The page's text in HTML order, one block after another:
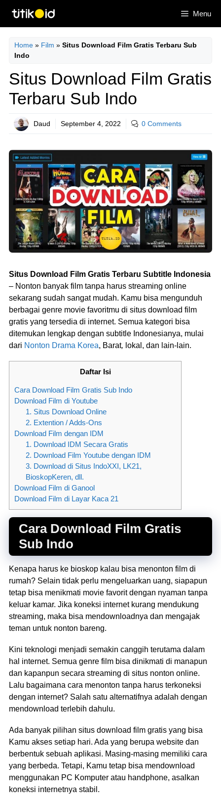
content
Menu
Home » Film » Situs Download Film Gratis Terbaru Sub
Indo
Situs Download Film Gratis
Terbaru Sub Indo
Daud September 4, 2022 0 Comments
Situs Download Film Gratis Terbaru Subtitle Indonesia
– Nonton banyak film tanpa harus streaming online
sekarang sudah sangat mudah. Kamu bisa mengunduh
berbagai genre movie favoritmu di situs download film
gratis yang tersedia di internet. Semua kategori bisa
ditemukan lengkap dengan subtitle Indonesianya, mulai
dari Nonton Drama Korea, Barat, lokal, dan lain-lain.
Daftar Isi
Cara Download Film Gratis Sub Indo
Download Film di Youtube
1. Situs Download Online
2. Extention / Adds-Ons
Download Film dengan IDM
1. Download IDM Secara Gratis
2. Download Film Youtube dengan IDM
3. Download di Situs IndoXXI, LK21,
BioskopKeren, dll.
Download Film di Ganool
Download Film di Layar Kaca 21
Cara Download Film Gratis
Sub Indo
Kenapa harus ke bioskop kalau bisa menonton film di
rumah? Selain tidak perlu mengeluarkan uang, siapapun
tetap bisa menikmati movie favorit dengan nyaman tanpa
keluar kamar. Jika koneksi internet kurang mendukung
streaming, maka bisa mendownloadnya dan mengajak
teman untuk nonton bareng.
Kini teknologi menjadi semakin canggih terutama dalam
hal internet. Semua genre film bisa dinikmati di manapun
dan kapanpun secara streaming di situs nonton online.
Lalu bagaimana cara menonton tanpa harus terkoneksi
dengan internet? Salah satu alternatifnya adalah dengan
mendownload terlebih dahulu.
Ada banyak pilihan situs download film gratis yang bisa
Kamu akses setiap hari. Ada yang berupa website dan
berbentuk sebuah aplikasi. Masing-masing memiliki cara
yang berbeda. Tetapi, Kamu tetap bisa mendownload
menggunakan PC Komputer atau handphone, asalkan
koneksi internetnya stabil.